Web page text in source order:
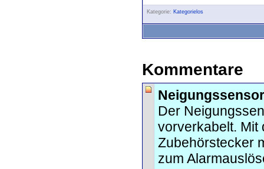
Kategorie: Kategorielos
Kommentare
Der
vorverkabelt. Mit
Zubehörstecker
zum